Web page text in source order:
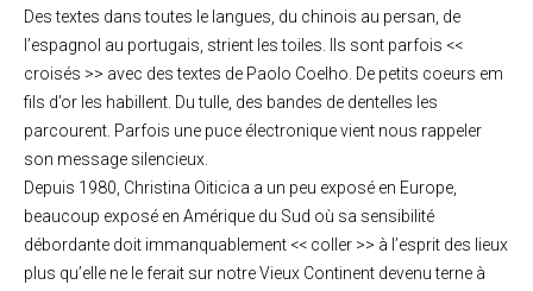
Des textes dans toutes le langues, du chinois au persan, de
l’espagnol au portugais, strient les toiles. Ils sont parfois <<
croisés >> avec des textes de Paolo Coelho. De petits coeurs em
fils d’or les habillent. Du tulle, des bandes de dentelles les
parcourent. Parfois une puce électronique vient nous rappeler
son message silencieux.
Depuis 1980, Christina Oiticica a un peu exposé en Europe,
beaucoup exposé en Amérique du Sud où sa sensibilité
débordante doit immanquablement << coller >> à l’esprit des lieux
plus qu’elle ne le ferait sur notre Vieux Continent devenu terne à